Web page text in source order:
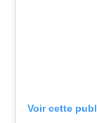
Voir cette